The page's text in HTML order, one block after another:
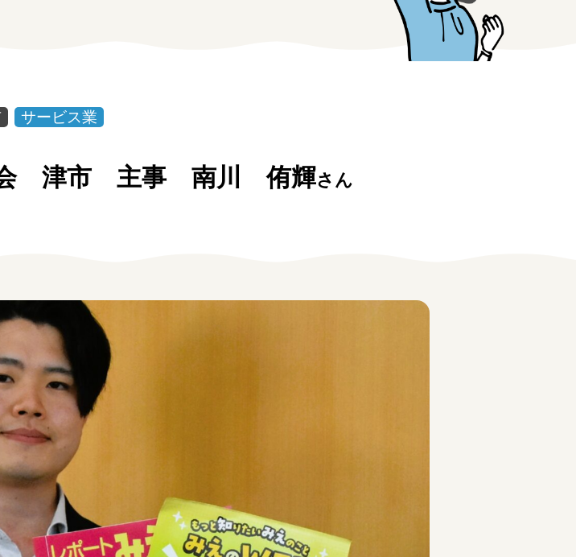
みえの企業まるわかりNAVI
ー人材の就労支援
サービス業
会 津市 主事 南川 侑輝さん